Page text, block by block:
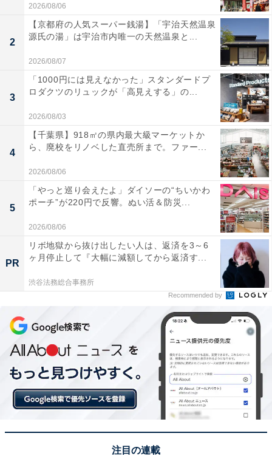
2026/08/06
2
【京都府の人気スーパー銭湯】「宇治天然温泉
源氏の湯」は宇治市内唯一の天然温泉と...
2026/08/07
3
「1000円には見えなかった」スタンダードプ
ロダクツのリュックが「高見えする」の...
2026/08/03
4
【千葉県】918㎡の県内最大級マーケットか
ら、廃校をリノベした直売所まで。ファー...
2026/08/06
5
「やっと巡り会えたよ」ダイソーの“ちいかわ
ポーチ”が220円で反響。ぬい活＆防災...
2026/08/06
PR
リボ地獄から抜け出したい人は、返済を3～6
ヶ月停止して『大幅に減額してから返済す...
渋谷法務総合事務所
Recommended by
注目の連載